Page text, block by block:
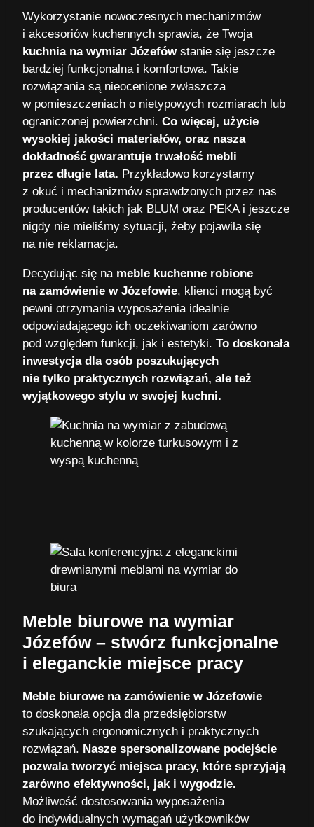
Wykorzystanie nowoczesnych mechanizmów
i akcesoriów kuchennych sprawia, że Twoja
kuchnia na wymiar Józefówstanie się jeszcze
bardziej funkcjonalna i komfortowa. Takie
rozwiązania są nieocenione zwłaszcza
w pomieszczeniach o nietypowych rozmiarach lub
ograniczonej powierzchni. Co więcej, użycie
wysokiej jakości materiałów, oraz nasza
dokładność gwarantuje trwałość mebli
przez długie lata. Przykładowo korzystamy
z okuć i mechanizmów sprawdzonych przez nas
producentów takich jak BLUM oraz PEKA i jeszcze
nigdy nie mieliśmy sytuacji, żeby pojawiła się
na nie reklamacja.
Decydując się na meble kuchenne robione
na zamówienie w Józefowie, klienci mogą być
pewni otrzymania wyposażenia idealnie
odpowiadającego ich oczekiwaniom zarówno
pod względem funkcji, jak i estetyki. To doskonała
inwestycja dla osób poszukujących
nie tylko praktycznych rozwiązań, ale też
wyjątkowego stylu w swojej kuchni.
Meble biurowe na wymiar
Józefów – stwórz funkcjonalne
i eleganckie miejsce pracy
Meble biurowe na zamówienie w Józefowie
to doskonała opcja dla przedsiębiorstw
szukających ergonomicznych i praktycznych
rozwiązań. Nasze spersonalizowane podejście
pozwala tworzyć miejsca pracy, które sprzyjają
zarówno efektywności, jak i wygodzie.
Możliwość dostosowania wyposażenia
do indywidualnych wymagań użytkowników